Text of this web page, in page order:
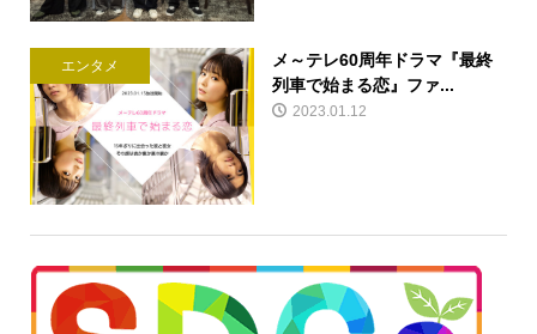
エンタメ
メ～テレ60周年ドラマ『最終
列車で始まる恋』ファ...
2023.01.12